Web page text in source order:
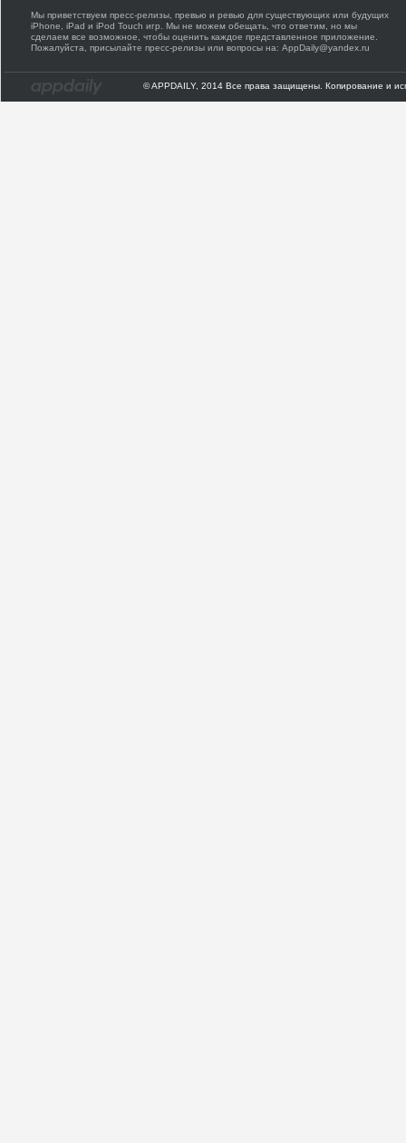
Мы приветствуем пресс-релизы, превью и ревью для существующих или будущих
iPhone, iPad и iPod Touch игр. Мы не можем обещать, что ответим, но мы
сделаем все возможное, чтобы оценить каждое представленное приложение.
Пожалуйста, присылайте пресс-релизы или вопросы на: AppDaily@yandex.ru
© APPDAILY, 2014 Все права защищены. Копирование и